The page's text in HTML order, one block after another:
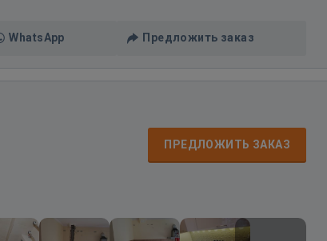
WhatsApp Предложить заказ
ПРЕДЛОЖИТЬ ЗАКАЗ